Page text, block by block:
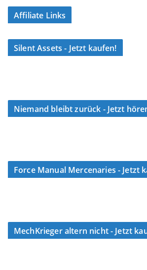
Affiliate Links
Silent Assets - Jetzt kaufen!
Niemand bleibt zurück - Jetzt
Force Manual Mercenaries - Jetzt
MechKrieger altern nicht - Jetzt